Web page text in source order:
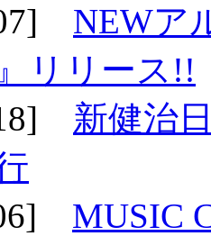
NEWア
リリース!!
新健治
MUSIC